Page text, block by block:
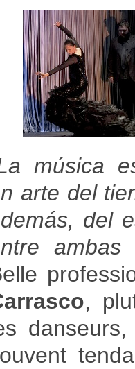
música
arte del
del
ambas
,